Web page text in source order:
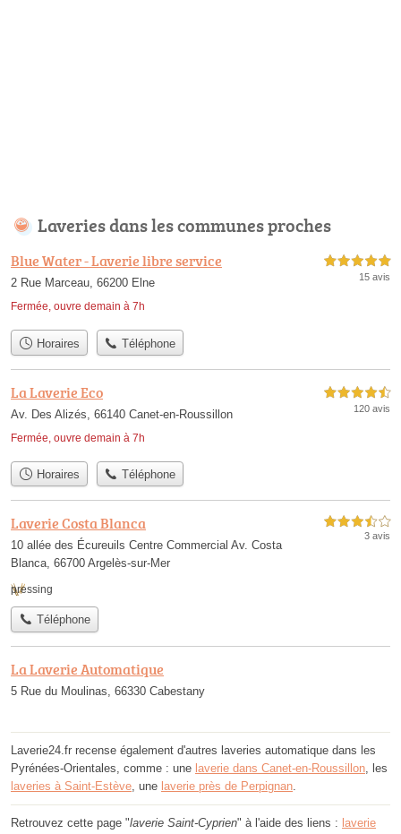
Laveries dans les communes proches
Blue Water - Laverie libre service
2 Rue Marceau, 66200 Elne
Fermée, ouvre demain à 7h
5,0 étoiles sur 5
15 avis
Horaires Téléphone
La Laverie Eco
Av. Des Alizés, 66140 Canet-en-Roussillon
Fermée, ouvre demain à 7h
4,5 étoiles sur 5
120 avis
Horaires Téléphone
Laverie Costa Blanca
10 allée des Écureuils Centre Commercial Av. Costa
Blanca, 66700 Argelès-sur-Mer
3,5 étoiles sur 5
3 avis
pressing
Téléphone
La Laverie Automatique
5 Rue du Moulinas, 66330 Cabestany
Laverie24.fr recense également d'autres laveries automatique dans les
Pyrénées-Orientales, comme : une laverie dans Canet-en-Roussillon , les
laveries à Saint-Estève , une laverie près de Perpignan
Retrouvez cette page "laverie Saint-Cyprien" à l'aide des liens : laverie